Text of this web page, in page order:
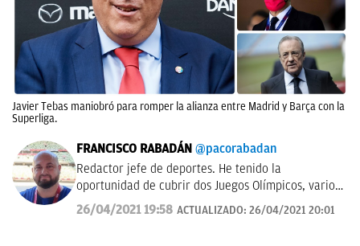
Javier Tebas maniobró para romper la alianza entre Madrid y Barça con la
Superliga.
FRANCISCO RABADÁN @pacorabadan
Redactor jefe de deportes. He tenido la
oportunidad de cubrir dos Juegos Olímpicos, varios
Mundiales de distintas disciplinas y algún que otro
All-Star de la NBA con los Gasol. De Córdoba y sin
26/04/2021 19:58 ACTUALIZADO: 26/04/2021 20:01